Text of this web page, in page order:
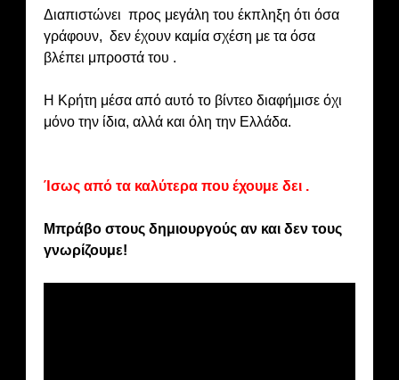
Διαπιστώνει προς μεγάλη του έκπληξη ότι όσα
γράφουν, δεν έχουν καμία σχέση με τα όσα
βλέπει μπροστά του .
Η Κρήτη μέσα από αυτό το βίντεο διαφήμισε όχι
μόνο την ίδια, αλλά και όλη την Ελλάδα.
Ίσως από τα καλύτερα που έχουμε δει .
Μπράβο στους δημιουργούς αν και δεν τους
γνωρίζουμε!